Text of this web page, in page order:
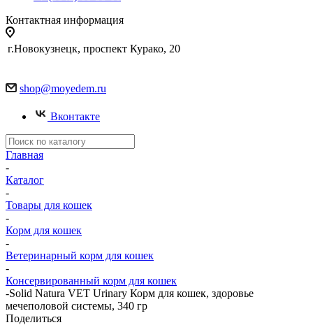
Контактная информация
г.Новокузнецк, проспект Курако, 20
shop@moyedem.ru
Вконтакте
Главная
-
Каталог
-
Товары для кошек
-
Корм для кошек
-
Ветеринарный корм для кошек
-
Консервированный корм для кошек
-Solid Natura VET Urinary Корм для кошек, здоровье
мечеполовой системы, 340 гр
Поделиться